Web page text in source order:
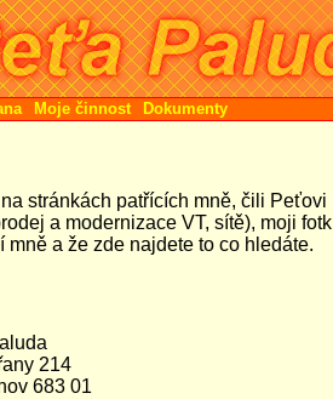
Moje činnost Dokumenty
stránkách patřících mně, čili
a modernizace VT, sítě), moji
mně a že zde najdete to co hledáte.
214
683 01